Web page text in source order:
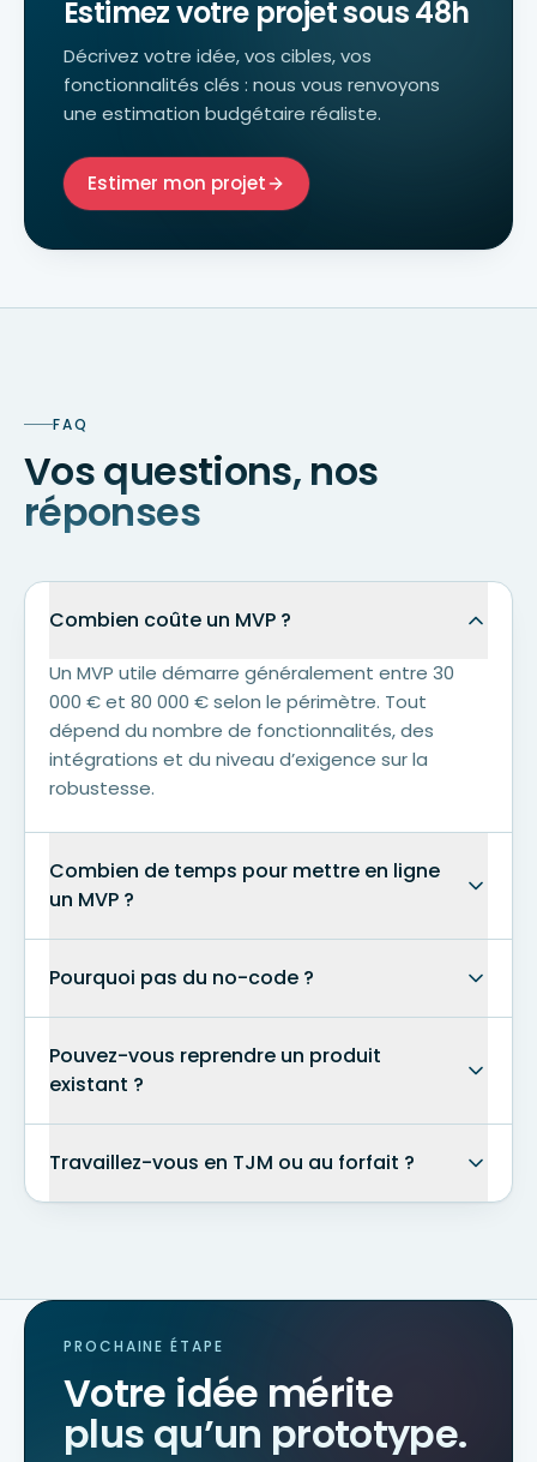
Estimez votre projet sous 48h
Décrivez votre idée, vos cibles, vos
fonctionnalités clés : nous vous renvoyons
une estimation budgétaire réaliste.
Estimer mon projet
FAQ
Vos questions, nos
réponses
Combien coûte un MVP ?
Un MVP utile démarre généralement entre 30
000 € et 80 000 € selon le périmètre. Tout
dépend du nombre de fonctionnalités, des
intégrations et du niveau d’exigence sur la
robustesse.
Combien de temps pour mettre en ligne
un MVP ?
Pourquoi pas du no-code ?
Pouvez-vous reprendre un produit
existant ?
Travaillez-vous en TJM ou au forfait ?
PROCHAINE ÉTAPE
Votre idée mérite
plus qu’un prototype.